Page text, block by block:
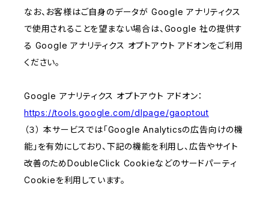
なお、お客様はご自身のデータが Google アナリティクス
で使用されることを望まない場合は、Google 社の提供す
る Google アナリティクス オプトアウト アドオンをご利用
ください。
Google アナリティクス オプトアウト アドオン：
https://tools.google.com/dlpage/gaoptout
（３） 本サービスでは「Google Analyticsの広告向けの機
能」を有効にしており、下記の機能を利用し、広告やサイト
改善のためDoubleClick Cookieなどのサードパーティ
Cookieを利用しています。